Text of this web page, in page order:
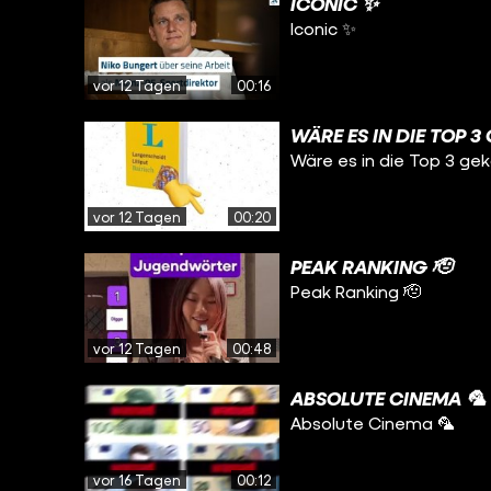
vor 12 Tagen 00:16
Iconic ✨
vor 12 Tagen 00:20
WÄRE ES IN DIE TOP
Wäre es in die Top 3
vor 12 Tagen 00:48
PEAK RANKING 🫡
Peak Ranking 🫡
vor 16 Tagen 00:12
ABSOLUTE CINEMA 🦜
Absolute Cinema 🦜